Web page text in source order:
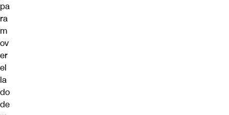
pa
ra
m
ov
er
el
la
do
de